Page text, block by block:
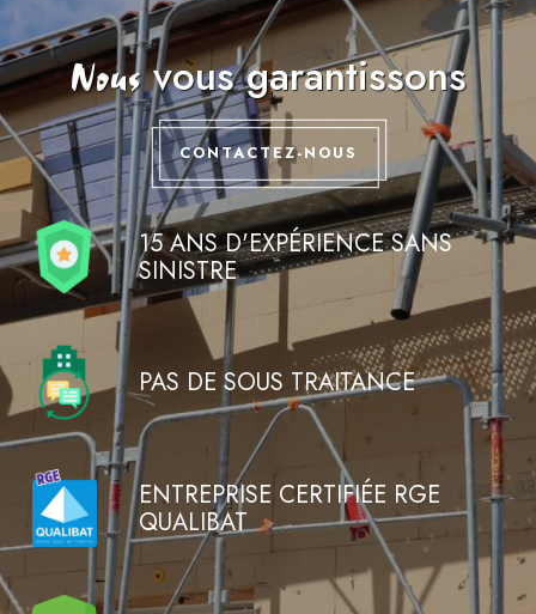
Nousvous garantissons
CONTACTEZ-NOUS
15 ANS D'EXPÉRIENCE SANS
SINISTRE
PAS DE SOUS TRAITANCE
ENTREPRISE CERTIFIÉE RGE
QUALIBAT